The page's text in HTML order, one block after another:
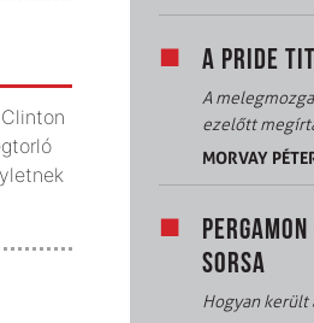
A PRIDE
A
ezelőtt
MORVAY
SORSA
Hogyan került